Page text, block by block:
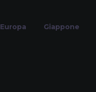
Europa Giappone